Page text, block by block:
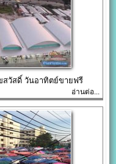
สวัสดิ์ วันอาทิตย์ขายฟรี
อ่านต่อ...